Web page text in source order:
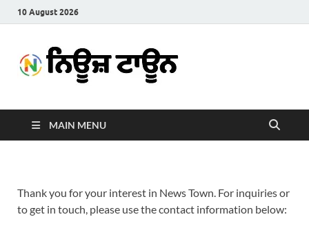
10 August 2026
Town
MAIN MENU
Thank you for your interest in News Town. For inquiries or
to get in touch, please use the contact information below: